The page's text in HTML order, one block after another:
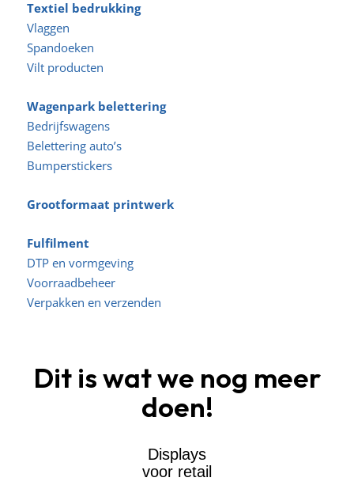
Textiel bedrukking
Vlaggen
Spandoeken
Vilt producten
Wagenpark belettering
Bedrijfswagens
Belettering auto’s
Bumperstickers
Grootformaat printwerk
Fulfilment
DTP en vormgeving
Voorraadbeheer
Verpakken en verzenden
Dit is wat we nog meer
doen!
Displays
voor retail